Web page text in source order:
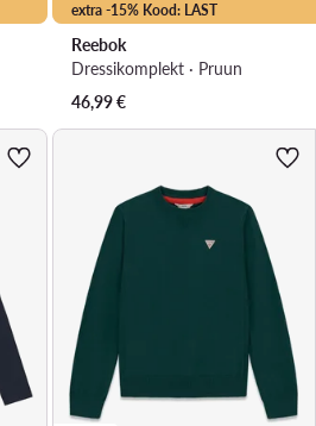
extra -15% Kood: LAST
Reebok
Dressikomplekt · Pruun
46,99€